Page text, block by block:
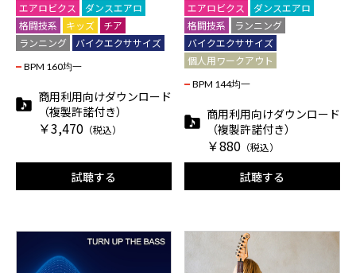
エアロビクス
ダンスエアロ
格闘技系
キッズ
チア
ランニング
バイクエクササイズ
BPM 160均一
商用利用向けダウンロード
（複製許諾付き）
￥3,470 （税込）
試聴する
エアロビクス
ダンスエアロ
格闘技系
ランニング
バイクエクササイズ
個人用ワークアウト
BPM 144均一
商用利用向けダウンロード
（複製許諾付き）
￥880 （税込）
試聴する